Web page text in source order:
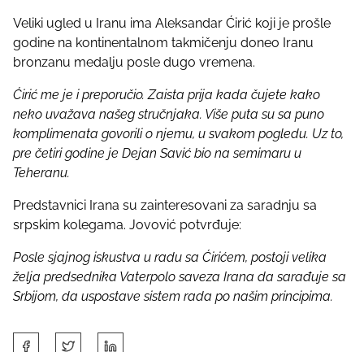
n
:
Veliki ugled u Iranu ima Aleksandar Ćirić koji je prošle
godine na kontinentalnom takmičenju doneo Iranu
bronzanu medalju posle dugo vremena.
Ćirić me je i preporučio. Zaista prija kada čujete kako
neko uvažava našeg stručnjaka. Više puta su sa puno
komplimenata govorili o njemu, u svakom pogledu. Uz to,
pre četiri godine je Dejan Savić bio na semimaru u
Teheranu.
Predstavnici Irana su zainteresovani za saradnju sa
srpskim kolegama. Jovović potvrđuje:
Posle sjajnog iskustva u radu sa Ćirićem, postoji velika
želja predsednika Vaterpolo saveza Irana da sarađuje sa
Srbijom, da uspostave sistem rada po našim principima.